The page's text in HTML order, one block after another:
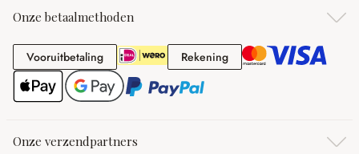
Onze betaalmethoden
VooruitbetalingVooruitbetaling RekeningRekening
Onze verzendpartners